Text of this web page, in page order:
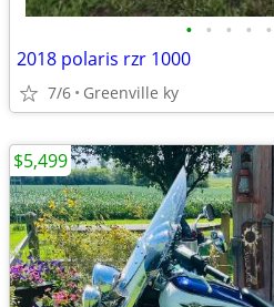
• • • • •
2018 polaris rzr 1000
7/6 Greenville ky
$5,499